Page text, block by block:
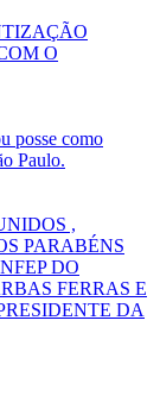
O
posse como
Paulo.
,
PARABÉNS
DO
FERRAS E
DA